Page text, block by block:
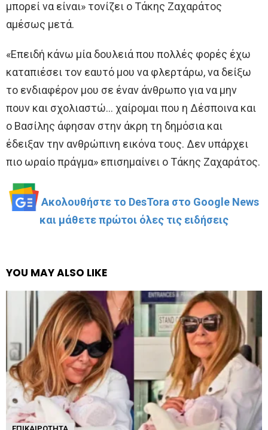
μπορεί να είναι» τονίζει ο Τάκης Ζαχαράτος
αμέσως μετά.
«Επειδή κάνω μία δουλειά που πολλές φορές έχω
καταπιέσει τον εαυτό μου να φλερτάρω, να δείξω
το ενδιαφέρον μου σε έναν άνθρωπο για να μην
πουν και σχολιαστώ… χαίρομαι που η Δέσποινα και
ο Βασίλης άφησαν στην άκρη τη δημόσια και
έδειξαν την ανθρώπινη εικόνα τους. Δεν υπάρχει
πιο ωραίο πράγμα» επισημαίνει ο Τάκης Ζαχαράτος.
Ακολουθήστε το DesTora στο Google News
και μάθετε πρώτοι όλες τις ειδήσεις
YOU MAY ALSO LIKE